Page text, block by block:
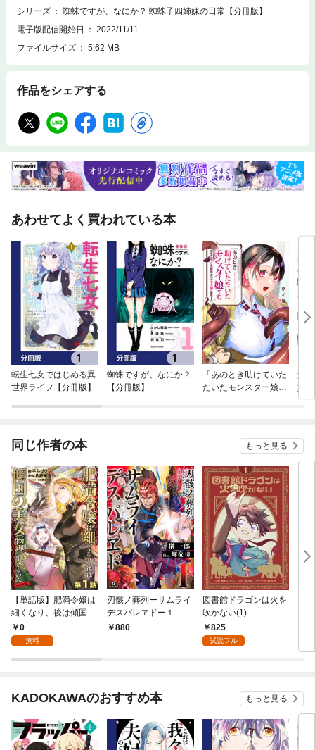
シリーズ
蜘蛛ですが、なにか？ 蜘蛛子四姉妹の日常【分冊版】
電子版配信開始日
2022/11/11
ファイルサイズ
5.62 MB
作品をシェアする
あわせてよく買われている本
転生七女ではじめる異
世界ライフ【分冊版】
蜘蛛ですが、なにか？
【分冊版】
「あのとき助けていた
だいたモンスター娘で
父
娘
同じ作者の本 もっと見る
【単話版】肥満令嬢は
細くなり、後は傾国の
美女（物理）として生
きるのみ@COMIC 第1
0
無料
刃骸ノ葬列ーサムライ
デスパレヱドー１
880
図書館ドラゴンは火を
吹かない(1)
825
試読フル
令
KADOKAWAのおすすめ本 もっと見る